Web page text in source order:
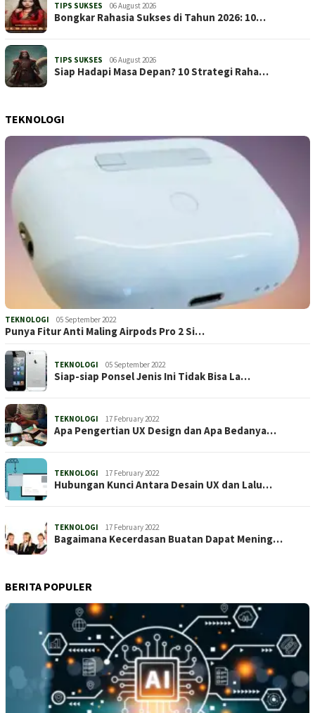
TIPS SUKSES 06 August 2026
Bongkar Rahasia Sukses di Tahun 2026: 10…
TIPS SUKSES 06 August 2026
Siap Hadapi Masa Depan? 10 Strategi Raha…
TEKNOLOGI
TEKNOLOGI 05 September 2022
Punya Fitur Anti Maling Airpods Pro 2 Si…
TEKNOLOGI 05 September 2022
Siap-siap Ponsel Jenis Ini Tidak Bisa La…
TEKNOLOGI 17 February 2022
Apa Pengertian UX Design dan Apa Bedanya…
TEKNOLOGI 17 February 2022
Hubungan Kunci Antara Desain UX dan Lalu…
TEKNOLOGI 17 February 2022
Bagaimana Kecerdasan Buatan Dapat Mening…
BERITA POPULER